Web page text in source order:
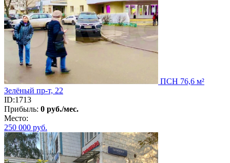
ПСН 76,6 м²
Зелёный пр-т, 22
ID:1713
Прибыль: 0 руб./мес.
Место:
250 000 руб.